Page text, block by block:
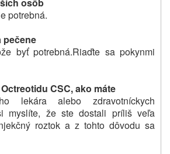
potrebná.
pečene
byť potrebná.Riaďte sa pokynmi
CSC, ako máte
lekára alebo zdravotníckych
myslíte, že ste dostali príliš veľa
roztok a z tohto dôvodu sa